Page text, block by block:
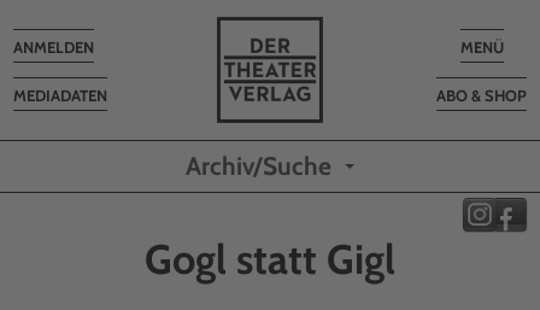
Toggle
MENÜ
ABO & SHOP
MEDIADATEN
Toggle
navigation
ANMELDEN
Archiv/Suche
Gogl statt Gigl